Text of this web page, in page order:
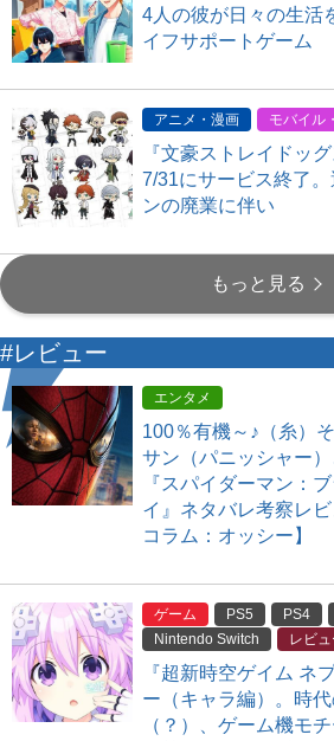
4人の彼が日々の生活
イフサポートゲーム
アニメ・漫画 モバイル
『文豪ストレイドッ
7/31にサービス終了
ンの廃業に伴い
もっと見る
#レビュー
エンタメ
100％有機～♪（糸）
サン（パニッシャー）
『スパイダーマン：
イ』ネタバレ考察レ
コラム：オッシー】
ゲーム PS5 PS4
Nintendo Switch
レビュ
『超新時空ゲイム ネ
ー（キャラ編）。時
（？）、ゲーム機モ